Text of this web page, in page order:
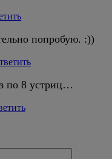
попробую. :))
по 8 устриц…